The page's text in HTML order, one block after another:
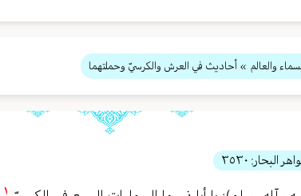
والعالم » أحاديث في العرش والكرسيّ وحملتهما
البحار: ٣٥٣٠